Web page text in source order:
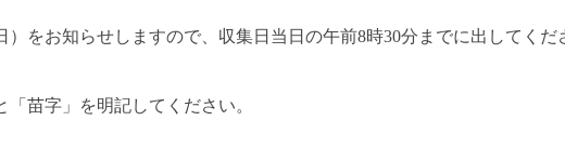
をお知らせしますので、収集日当日の午前8時30分までに出してくだ
苗字」を明記してください。